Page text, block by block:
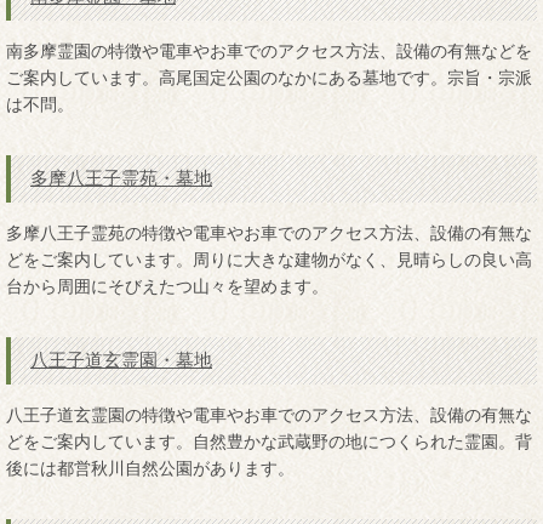
南多摩霊園の特徴や電車やお車でのアクセス方法、設備の有無などを
ご案内しています。高尾国定公園のなかにある墓地です。宗旨・宗派
は不問。
多摩八王子霊苑・墓地
多摩八王子霊苑の特徴や電車やお車でのアクセス方法、設備の有無な
どをご案内しています。周りに大きな建物がなく、見晴らしの良い高
台から周囲にそびえたつ山々を望めます。
八王子道玄霊園・墓地
八王子道玄霊園の特徴や電車やお車でのアクセス方法、設備の有無な
どをご案内しています。自然豊かな武蔵野の地につくられた霊園。背
後には都営秋川自然公園があります。